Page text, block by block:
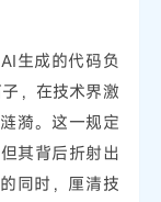
生成的代码负
，在技术界激
漪。这一规定
其背后折射出
同时，厘清技